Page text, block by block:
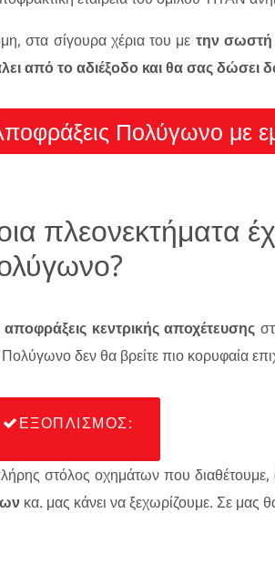
στα σίγουρα χέρια του με την σωστή
από το αδιέξοδο και θα σας
Πολύγωνο με
πλεονεκτήματα
αποφράξεις κεντρικής αποχέτευσης
δεν θα βρείτε πιο κορυφαία
ΕΞΟΠΛΙΣΜΟΣ:
στόλος οχημάτων που
κα. μας κάνει να ξεχωρίζουμε. Σε μας